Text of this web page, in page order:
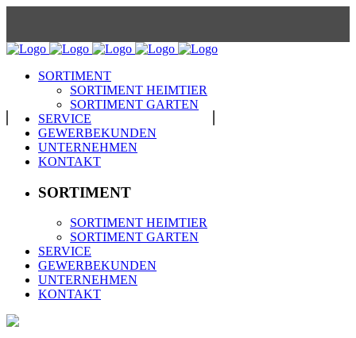
2x in Herford Obere Kreienbrede: +49 5221 69497-177
Schwarzenmoorstr.: +49 5221 34687-91
SORTIMENT
SORTIMENT HEIMTIER
SORTIMENT GARTEN
SERVICE
GEWERBEKUNDEN
UNTERNEHMEN
KONTAKT
SORTIMENT
SORTIMENT HEIMTIER
SORTIMENT GARTEN
SERVICE
GEWERBEKUNDEN
UNTERNEHMEN
KONTAKT